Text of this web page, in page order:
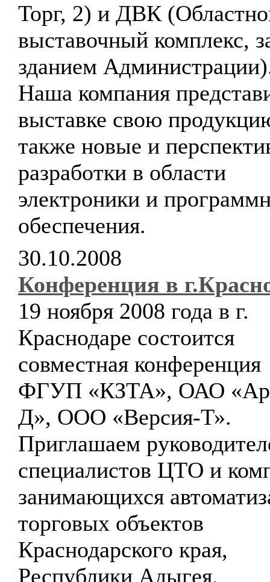
Торг, 2) и ДВК
выставочный комплекс,
зданием
Наша компания
выставке свою
также новые и
разработки в области
электроники и
обеспечения.
30.10.2008
Конференция в
19 ноября 2008 года в г.
Краснодаре состоится
совместная конференция
ФГУП «КЗТА», ОАО
Д», ООО «Версия-Т».
Приглашаем
специалистов ЦТО и
занимающихся
торговых объектов
Краснодарского края,
Республики Адыгея,